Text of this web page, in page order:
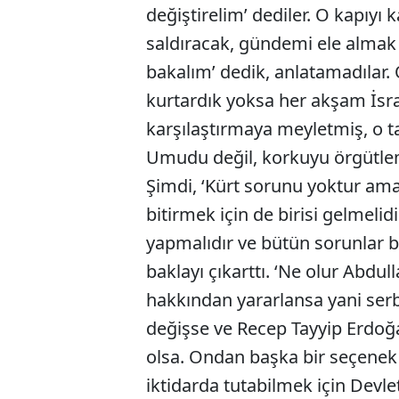
değiştirelim’ dediler. O kapıyı
saldıracak, gündemi ele
bakalım’ dedik,
kurtardık yoksa her akşam
karşılaştırmaya meyletmiş, o
Umudu değil, korkuyu
Şimdi, ‘Kürt sorunu yoktur
bitirmek için de birisi
yapmalıdır ve bütün sorunlar
baklayı çıkarttı. ‘Ne olur
hakkından yararlansa yani
değişse ve Recep Tayyip
olsa. Ondan başka bir seçenek
iktidarda tutabilmek için